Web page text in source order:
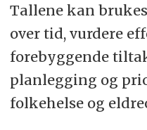
Tallene kan
over tid, vurdere
forebyggende
planlegging og
folkehelse og